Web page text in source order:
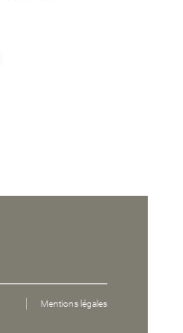
Mentions légales